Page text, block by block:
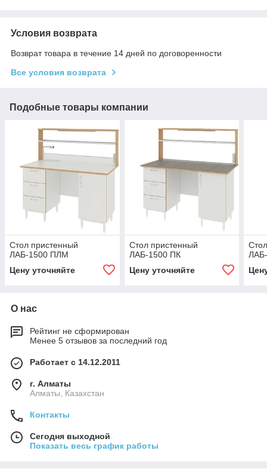
Условия возврата
Возврат товара в течение 14 дней по договоренности
Все условия возврата
Подобные товары компании
Стол пристенный
ЛАБ-1500 ПЛМ
Цену уточняйте
Стол пристенный
ЛАБ-1500 ПК
Цену уточняйте
О нас
Рейтинг не сформирован
Менее 5 отзывов за последний год
Работает с 14.12.2011
г. Алматы
Алматы, Казахстан
Контакты
Сегодня выходной
Показать весь график работы